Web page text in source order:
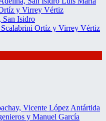
San Isidro
Ortíz y Virrey Vértiz